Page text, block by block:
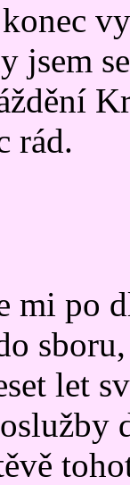
jsem
rád.
mi po
let